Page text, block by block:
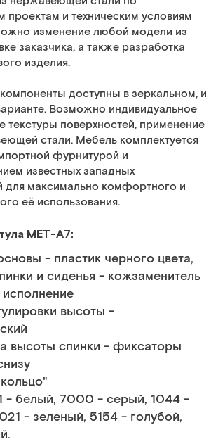
проектам и техническим условиям
изменение любой модели из
заказчика, а также разработка
изделия.
доступны в зеркальном, и
Возможно индивидуальное
текстуры поверхностей, применение
стали. Мебель комплектуется
фурнитурой и
известных западных
для максимально комфортного и
её использования.
МЕТ-А7:
- пластик черного цвета,
и сиденья - кожзаменитель
высоты -
высоты спинки - фиксаторы
- белый, 7000 - серый, 1044 -
- зеленый, 5154 - голубой,